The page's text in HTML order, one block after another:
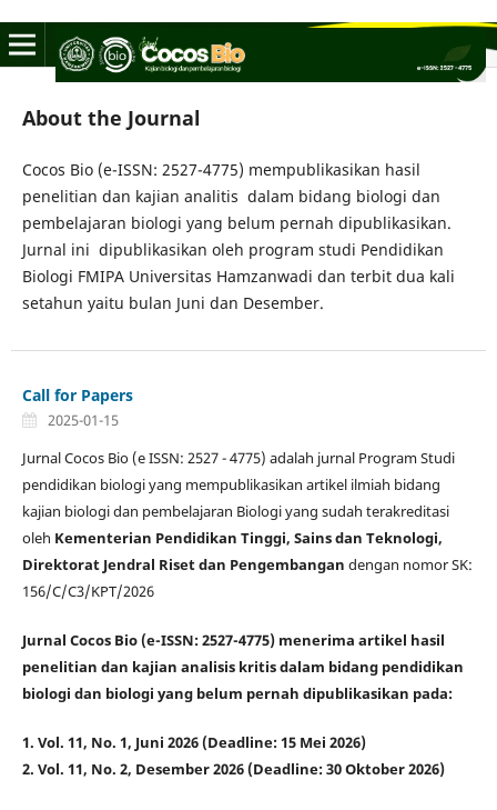
About the Journal
Cocos Bio (e-ISSN: 2527-4775) mempublikasikan hasil
penelitian dan kajian analitis dalam bidang biologi dan
pembelajaran biologi yang belum pernah dipublikasikan.
Jurnal ini dipublikasikan oleh program studi Pendidikan
Biologi FMIPA Universitas Hamzanwadi dan terbit dua kali
setahun yaitu bulan Juni dan Desember.
Call for Papers
2025-01-15
Jurnal Cocos Bio (e ISSN: 2527 - 4775) adalah jurnal Program Studi
pendidikan biologi yang mempublikasikan artikel ilmiah bidang
kajian biologi dan pembelajaran Biologi yang sudah terakreditasi
oleh Kementerian Pendidikan Tinggi, Sains dan Teknologi,
Direktorat Jendral Riset dan Pengembangan dengan nomor SK:
156/C/C3/KPT/2026
Jurnal Cocos Bio (e-ISSN: 2527-4775) menerima artikel hasil
penelitian dan kajian analisis kritis dalam bidang pendidikan
biologi dan biologi yang belum pernah dipublikasikan pada:
1. Vol. 11, No. 1, Juni 2026 (Deadline: 15 Mei 2026)
2. Vol. 11, No. 2, Desember 2026 (Deadline: 30 Oktober 2026)